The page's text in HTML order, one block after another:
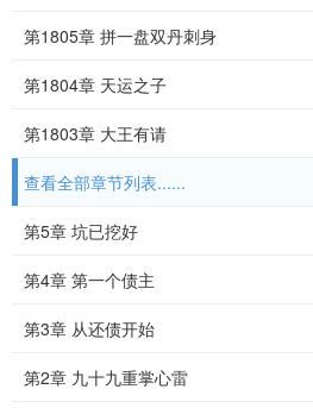
第1805章 拼一盘双丹刺身
第1804章 天运之子
第1803章 大王有请
查看全部章节列表......
第5章 坑已挖好
第4章 第一个债主
第3章 从还债开始
第2章 九十九重掌心雷